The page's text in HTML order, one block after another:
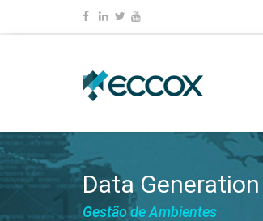
Data Generation
Gestão de Ambientes